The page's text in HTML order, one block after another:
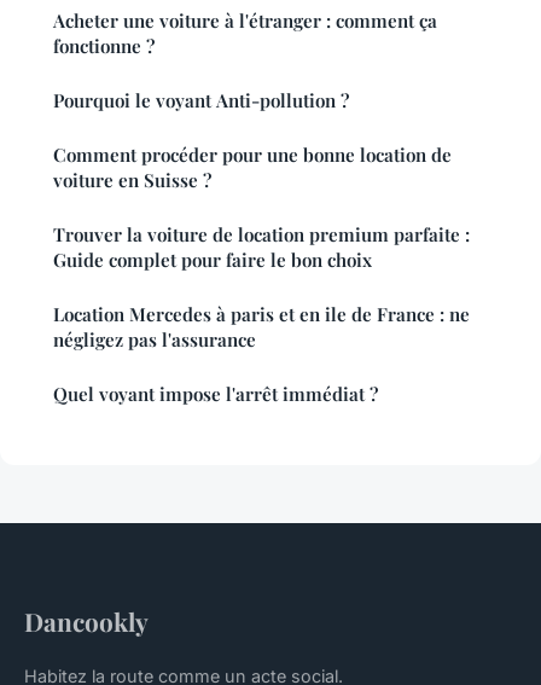
Acheter une voiture à l'étranger : comment ça
fonctionne ?
Pourquoi le voyant Anti-pollution ?
Comment procéder pour une bonne location de
voiture en Suisse ?
Trouver la voiture de location premium parfaite :
Guide complet pour faire le bon choix
Location Mercedes à paris et en ile de France : ne
négligez pas l'assurance
Quel voyant impose l'arrêt immédiat ?
Dancookly
Habitez la route comme un acte social.